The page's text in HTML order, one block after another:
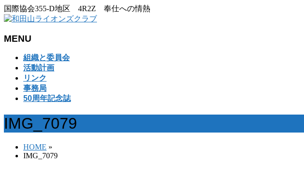
国際協会355-D地区 4R2Z 奉仕への情熱
MENU
ば
す
組織と委員会
活動計画
リンク
事務局
50周年記念誌
IMG_7079
HOME »
IMG_7079